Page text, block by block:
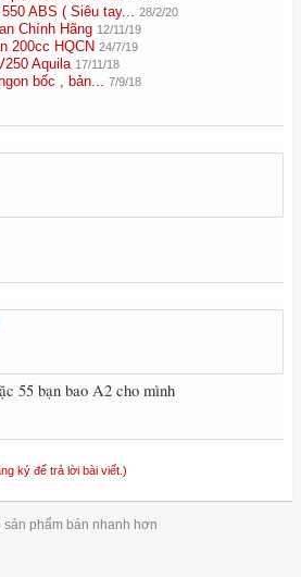
550 ABS ( Siêu tay... 28/2/20
Chính Hãng 12/11/19
200cc HQCN 24/7/19
Aquila 17/11/18
bốc , bản... 7/9/18
55 bạn bao A2 cho mình
ký để trả lời bài viết.)
sản phẩm bán nhanh hơn